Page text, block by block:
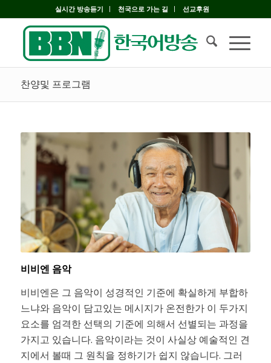
실시간 방송듣기 천국으로 가는 길 선교후원
찬양및 프로그램
비비엔 음악
비비엔은 그 음악이 성경적인 기준에 확실하게 부합하
느냐와 음악이 담고있는 메시지가 온전한가 이 두가지
요소를 엄격한 선택의 기준에 의해서 선별되는 과정을
가지고 있습니다. 음악이라는 것이 사실상 예술적인 견
지에서 볼때 그 원칙을 정하기가 쉽지 않습니다. 그러